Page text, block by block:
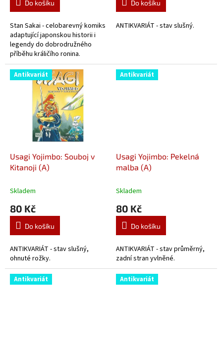
Do košíku
Stan Sakai - celobarevný komiks
adaptující japonskou historii i
legendy do dobrodružného
příběhu králičího ronina.
Do košíku
ANTIKVARIÁT - stav slušný.
Antikvariát
Usagi Yojimbo: Souboj v
Kitanoji (A)
Skladem
80 Kč
Do košíku
ANTIKVARIÁT - stav slušný,
ohnuté rožky.
Antikvariát
Usagi Yojimbo: Pekelná
malba (A)
Skladem
80 Kč
Do košíku
ANTIKVARIÁT - stav průměrný,
zadní stran yvlněné.
Antikvariát Antikvariát